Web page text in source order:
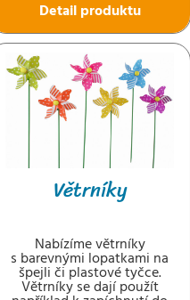
Detail produktu
Větrníky
Nabízíme větrníky
s barevnými lopatkami na
špejli či plastové tyčce.
Větrníky se dají použít